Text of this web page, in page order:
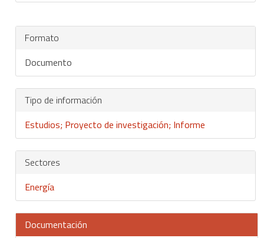
Formato
Documento
Tipo de información
Estudios; Proyecto de investigación; Informe
Sectores
Energía
Documentación